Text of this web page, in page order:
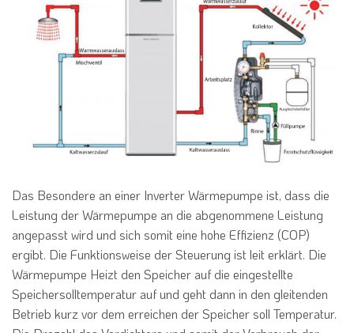
Das Besondere an einer Inverter Wärmepumpe ist, dass die
Leistung der Wärmepumpe an die abgenommene Leistung
angepasst wird und sich somit eine hohe Effizienz (COP)
ergibt. Die Funktionsweise der Steuerung ist leit erklärt. Die
Wärmepumpe Heizt den Speicher auf die eingestellte
Speichersolltemperatur auf und geht dann in den gleitenden
Betrieb kurz vor dem erreichen der Speicher soll Temperatur.